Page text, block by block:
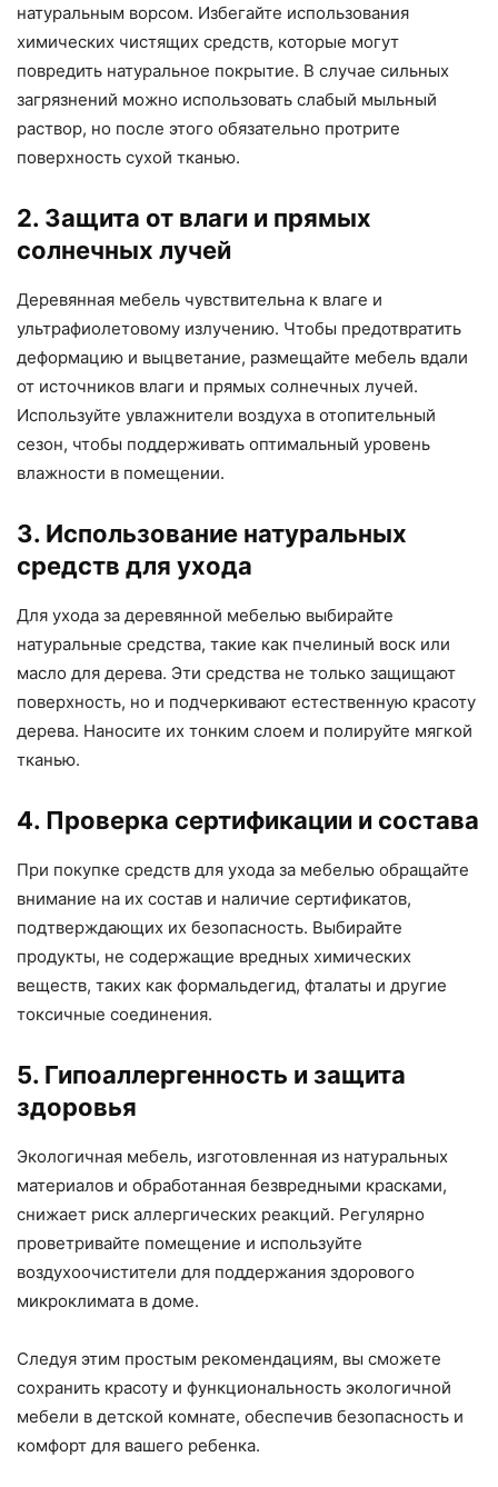
натуральным ворсом. Избегайте использования
химических чистящих средств, которые могут
повредить натуральное покрытие. В случае сильных
загрязнений можно использовать слабый мыльный
раствор, но после этого обязательно протрите
поверхность сухой тканью.
2. Защита от влаги и прямых
солнечных лучей
Деревянная мебель чувствительна к влаге и
ультрафиолетовому излучению. Чтобы предотвратить
деформацию и выцветание, размещайте мебель вдали
от источников влаги и прямых солнечных лучей.
Используйте увлажнители воздуха в отопительный
сезон, чтобы поддерживать оптимальный уровень
влажности в помещении.
3. Использование натуральных
средств для ухода
Для ухода за деревянной мебелью выбирайте
натуральные средства, такие как пчелиный воск или
масло для дерева. Эти средства не только защищают
поверхность, но и подчеркивают естественную красоту
дерева. Наносите их тонким слоем и полируйте мягкой
тканью.
4. Проверка сертификации и состава
При покупке средств для ухода за мебелью обращайте
внимание на их состав и наличие сертификатов,
подтверждающих их безопасность. Выбирайте
продукты, не содержащие вредных химических
веществ, таких как формальдегид, фталаты и другие
токсичные соединения.
5. Гипоаллергенность и защита
здоровья
Экологичная мебель, изготовленная из натуральных
материалов и обработанная безвредными красками,
снижает риск аллергических реакций. Регулярно
проветривайте помещение и используйте
воздухоочистители для поддержания здорового
микроклимата в доме.
Следуя этим простым рекомендациям, вы сможете
сохранить красоту и функциональность экологичной
мебели в детской комнате, обеспечив безопасность и
комфорт для вашего ребенка.